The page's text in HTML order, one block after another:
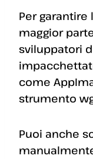
Per
maggior
sviluppatori
come
strumento
Puoi anche